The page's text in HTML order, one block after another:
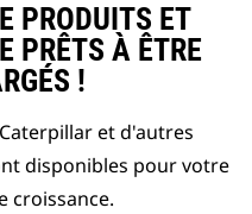
PRODUITS ET
PRÊTS À ÊTRE
!
et d'autres
disponibles pour votre
croissance.